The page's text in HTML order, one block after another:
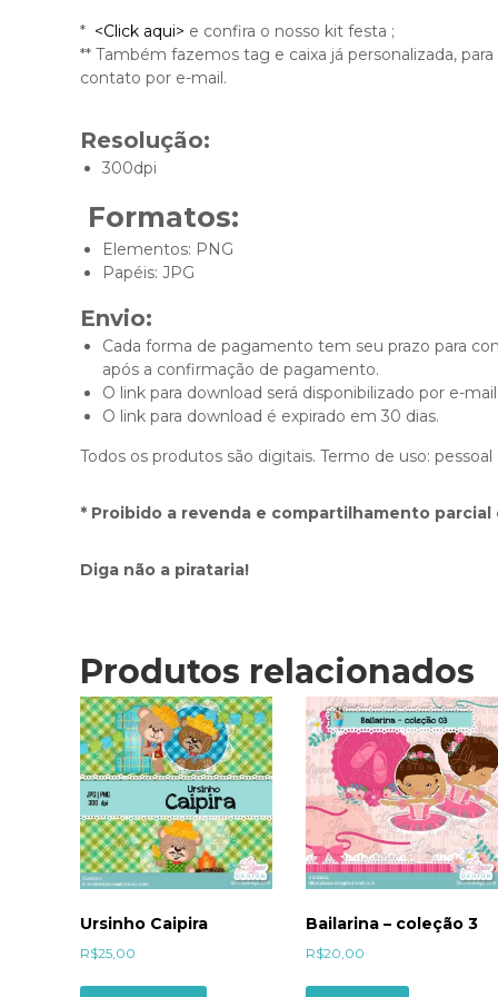
* <Click aqui> e confira o nosso kit festa ;
** Também fazemos tag e caixa já personalizada,
contato por e-mail.
Resolução:
300dpi
Formatos:
Elementos: PNG
Papéis: JPG
Envio:
Cada forma de pagamento tem seu prazo para
após a confirmação de pagamento.
O link para download será disponibilizado por e-
O link para download é expirado em 30 dias.
Todos os produtos são digitais. Termo de uso: pessoal
* Proibido a revenda e compartilhamento
Diga não a pirataria!
Produtos relacionados
Ursinho Caipira
R$25,00
Bailarina – coleção 3
R$20,00